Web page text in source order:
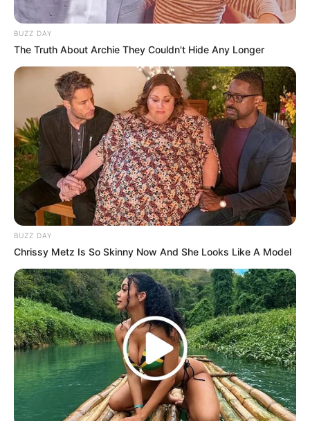
BUZZ DAY
The Truth About Archie They Couldn't Hide Any Longer
BUZZ DAY
Chrissy Metz Is So Skinny Now And She Looks Like A Model